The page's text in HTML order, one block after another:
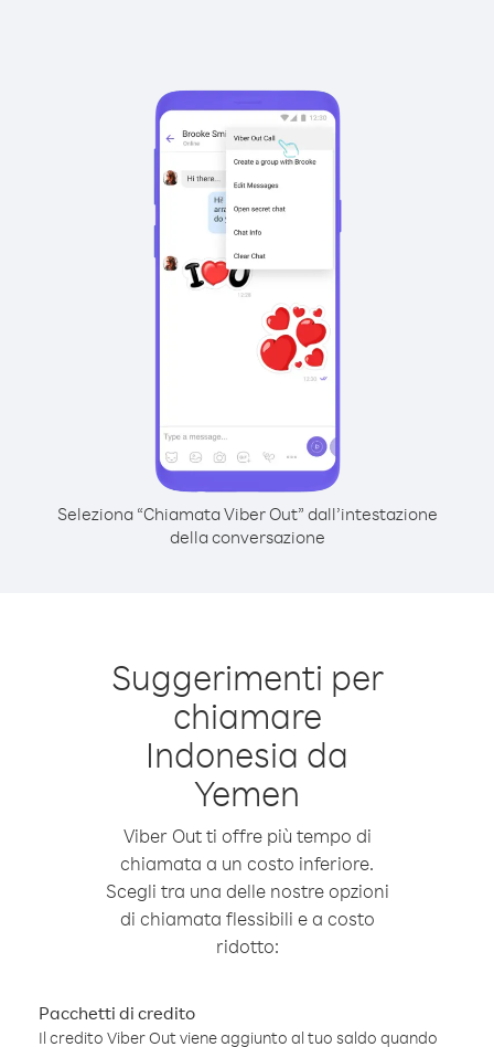
Seleziona “Chiamata Viber Out” dall’intestazione
della conversazione
Suggerimenti per
chiamare
Indonesia da
Yemen
Viber Out ti offre più tempo di
chiamata a un costo inferiore.
Scegli tra una delle nostre opzioni
di chiamata flessibili e a costo
ridotto:
Pacchetti di credito
Il credito Viber Out viene aggiunto al tuo saldo quando